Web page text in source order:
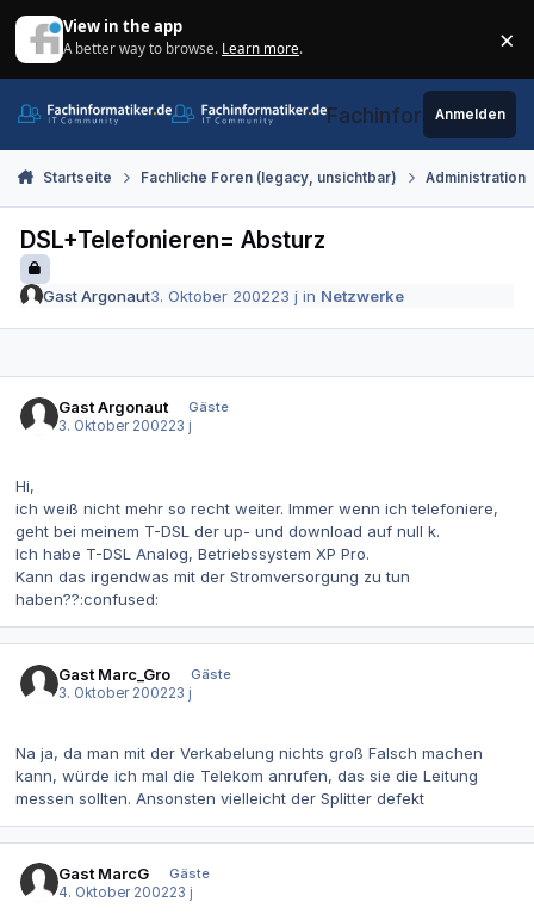
View in the app
A better way to browse. Learn more. ×
Fachinformatiker.de
Anmelden
Startseite Fachliche Foren (legacy, unsichtbar) Administration
DSL+Telefonieren= Absturz
Gast Argonaut3. Oktober 200223 j in Netzwerke
Gast Argonaut
Gäste
3. Oktober 200223 j
Hi,
ich weiß nicht mehr so recht weiter. Immer wenn ich telefoniere,
geht bei meinem T-DSL der up- und download auf null k.
Ich habe T-DSL Analog, Betriebssystem XP Pro.
Kann das irgendwas mit der Stromversorgung zu tun
haben??:confused:
Gast Marc_Gro
Gäste
3. Oktober 200223 j
Na ja, da man mit der Verkabelung nichts groß Falsch machen
kann, würde ich mal die Telekom anrufen, das sie die Leitung
messen sollten. Ansonsten vielleicht der Splitter defekt
Gast MarcG
Gäste
4. Oktober 200223 j